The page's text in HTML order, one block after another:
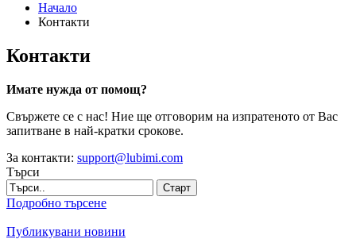
Начало
Контакти
Контакти
Имате нужда от помощ?
Свържете се с нас! Ние ще отговорим на изпратеното от Вас
запитване в най-кратки срокове.
За контакти: support@lubimi.com
Търси
Старт
Подробно търсене
Публикувани новини